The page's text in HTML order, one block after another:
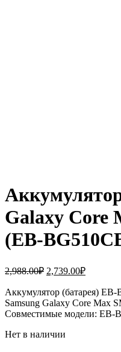
Galaxy Core
(EB-
2,988.00₽ Первоначальная
составляла
2,988.00₽.
2,739.00₽Текущая
Аккумулятор (батарея) EB-
Samsung Galaxy Core Max
Совместимые модели: EB-
Нет в наличии